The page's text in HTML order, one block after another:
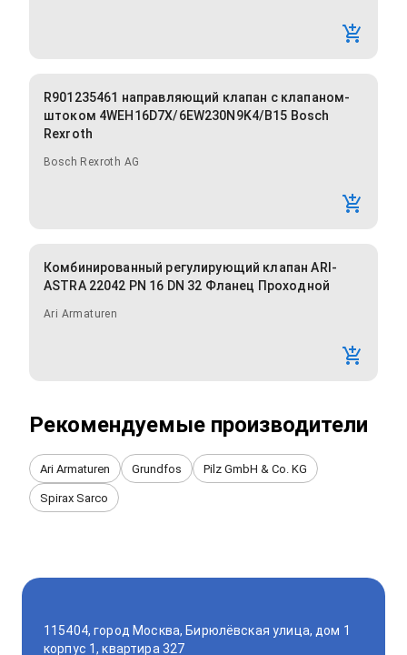
R901235461 направляющий клапан с клапаном-
штоком 4WEH16D7X/6EW230N9K4/B15 Bosch
Rexroth
Bosch Rexroth AG
Комбинированный регулирующий клапан ARI-
ASTRA 22042 PN 16 DN 32 Фланец Проходной
Ari Armaturen
Рекомендуемые производители
Ari Armaturen Grundfos Pilz GmbH & Co. KG
Spirax Sarco
115404, город Москва, Бирюлёвская улица, дом 1
корпус 1, квартира 327